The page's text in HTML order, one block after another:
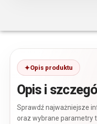
Opis produktu
Opis i
Sprawdź najważniejsze
oraz wybrane parametry